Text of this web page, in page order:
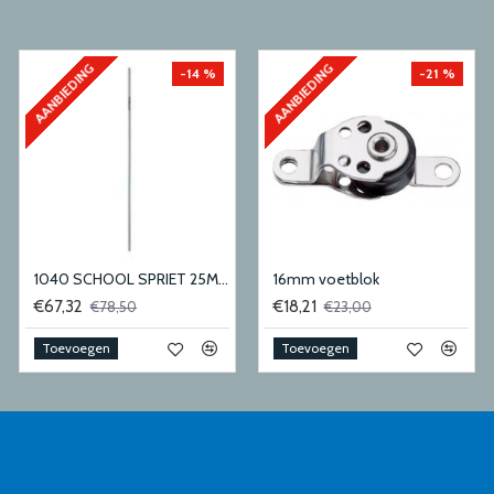
AANBIEDING -14 %
1040 SCHOOL SPRIET 25MM
€67,32 €78,50
Toevoegen
AANBIEDING -21 %
16mm voetblok
€18,21 €23,00
Toevoegen